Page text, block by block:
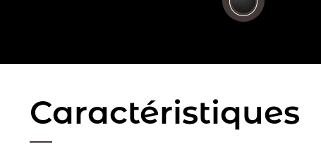
Caractéristiques